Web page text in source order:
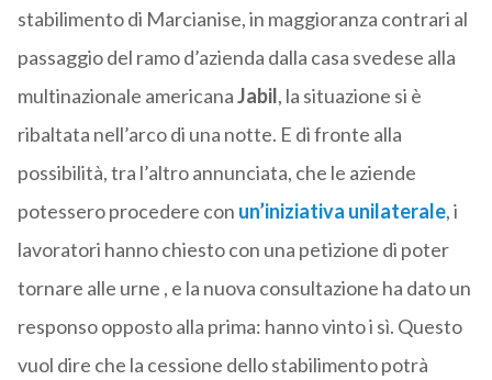
stabilimento di Marcianise, in maggioranza contrari al
passaggio del ramo d’azienda dalla casa svedese alla
multinazionale americanaJabil, la situazione si è
ribaltata nell’arco di una notte. E di fronte alla
possibilità, tra l’altro annunciata, che le aziende
potessero procedere con un’iniziativa unilaterale, i
lavoratori hanno chiesto con una petizione di poter
tornare alle urne , e la nuova consultazione ha dato un
responso opposto alla prima: hanno vinto i sì. Questo
vuol dire che la cessione dello stabilimento potrà